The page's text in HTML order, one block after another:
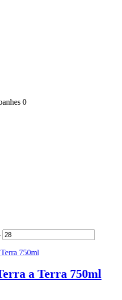
00
a Terra 750ml